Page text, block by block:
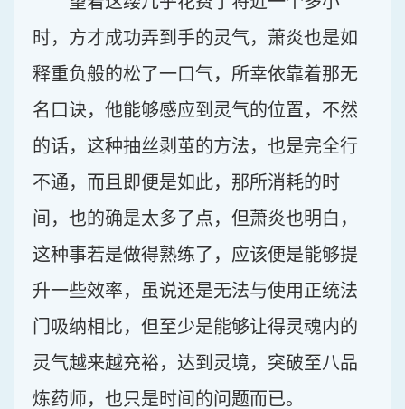
时，方才成功弄到手的灵气，萧炎也是如
释重负般的松了一口气，所幸依靠着那无
名口诀，他能够感应到灵气的位置，不然
的话，这种抽丝剥茧的方法，也是完全行
不通，而且即便是如此，那所消耗的时
间，也的确是太多了点，但萧炎也明白，
这种事若是做得熟练了，应该便是能够提
升一些效率，虽说还是无法与使用正统法
门吸纳相比，但至少是能够让得灵魂内的
灵气越来越充裕，达到灵境，突破至八品
炼药师，也只是时间的问题而已。